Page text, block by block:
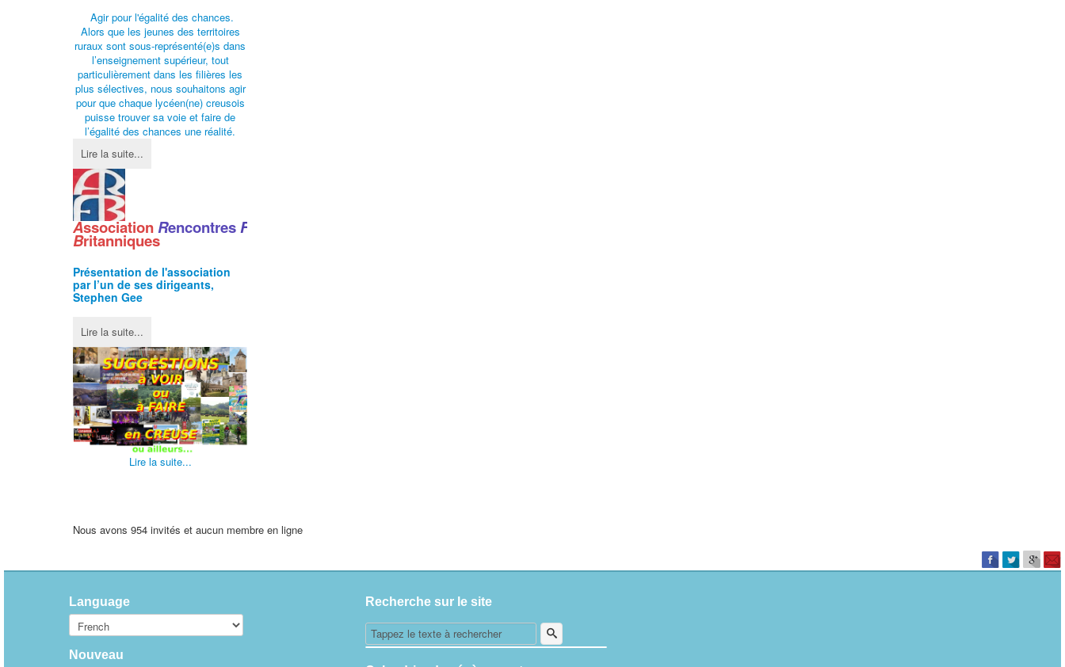
Agir pour l'égalité des chances.
Alors que les jeunes des territoires
ruraux sont sous-représenté(e)s dans
l’enseignement supérieur, tout
particulièrement dans les filières les
plus sélectives, nous souhaitons agir
pour que chaque lycéen(ne) creusois
puisse trouver sa voie et faire de
l’égalité des chances une réalité.
Lire la suite...
AssociationRencontresF
Britanniques
Présentation de l'association
par l’un de ses dirigeants,
Stephen Gee
Lire la suite...
Lire la suite...
Nous avons 954 invités et aucun membre en ligne
Language
Nouveau
Recherche sur le site